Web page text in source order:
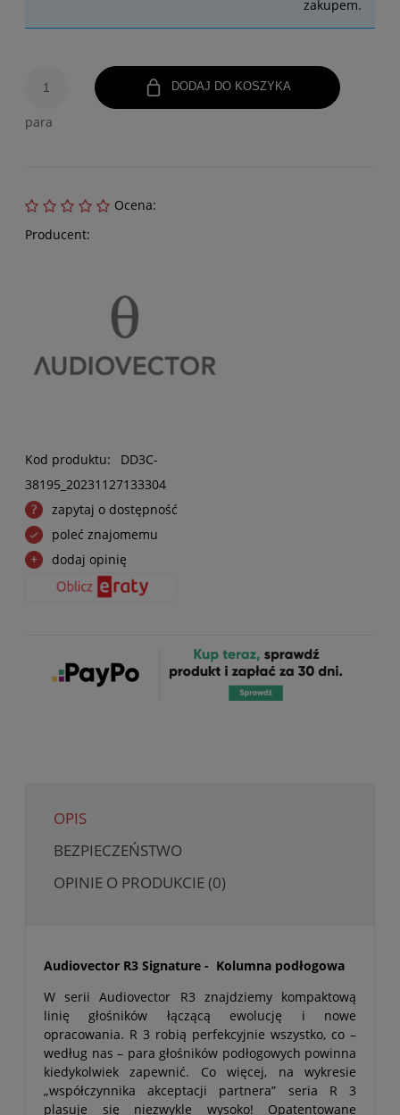
zakupem.
para
DODAJ DO KOSZYKA
Ocena:
Producent:
Kod produktu:
DD3C-
38195_20231127133304
zapytaj o dostępność
poleć znajomemu
dodaj opinię
OPIS
BEZPIECZEŃSTWO
OPINIE O PRODUKCIE (0)
Audiovector R3 Signature - Kolumna podłogowa
W serii Audiovector R3 znajdziemy kompaktową
linię głośników łączącą ewolucję i nowe
opracowania. R 3 robią perfekcyjnie wszystko, co –
według nas – para głośników podłogowych powinna
kiedykolwiek zapewnić. Co więcej, na wykresie
„współczynnika akceptacji partnera” seria R 3
plasuje się niezwykle wysoko! Opatentowane